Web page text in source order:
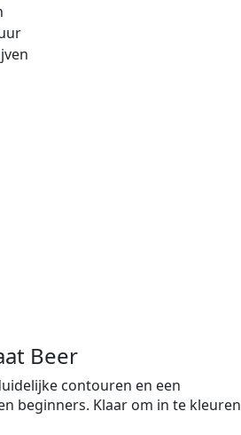
Beer
contouren en een
beginners. Klaar om in te kleuren